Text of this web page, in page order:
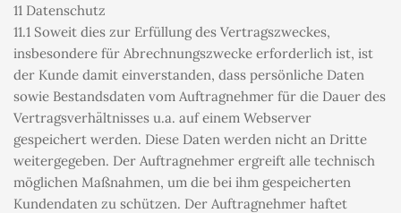
11 Datenschutz
11.1 Soweit dies zur Erfüllung des Vertragszweckes,
insbesondere für Abrechnungszwecke erforderlich ist, ist
der Kunde damit einverstanden, dass persönliche Daten
sowie Bestandsdaten vom Auftragnehmer für die Dauer des
Vertragsverhältnisses u.a. auf einem Webserver
gespeichert werden. Diese Daten werden nicht an Dritte
weitergegeben. Der Auftragnehmer ergreift alle technisch
möglichen Maßnahmen, um die bei ihm gespeicherten
Kundendaten zu schützen. Der Auftragnehmer haftet